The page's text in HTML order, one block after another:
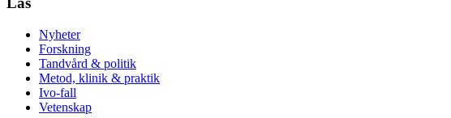
Nyheter
Forskning
Tandvård & politik
Metod, klinik & praktik
Ivo-fall
Vetenskap